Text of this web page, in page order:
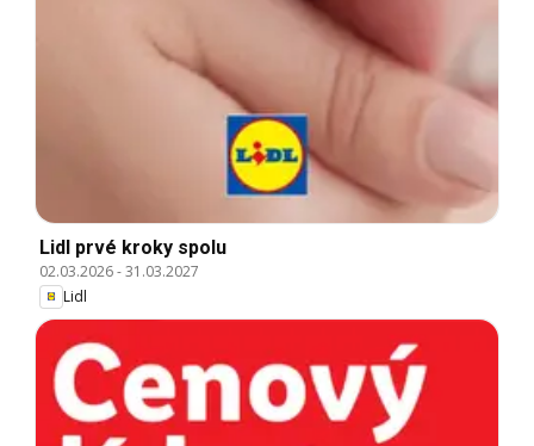
Lidl prvé kroky spolu
02.03.2026-31.03.2027
Lidl